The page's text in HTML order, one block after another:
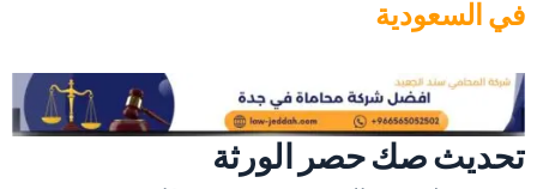
في السعودية
تحديث صك حصر الورثة